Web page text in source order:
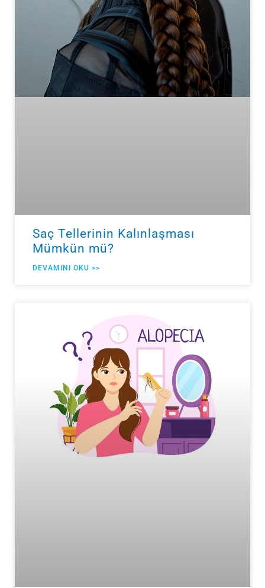
Saç Tellerinin Kalınlaşması
Mümkün mü?
DEVAMINI OKU >>